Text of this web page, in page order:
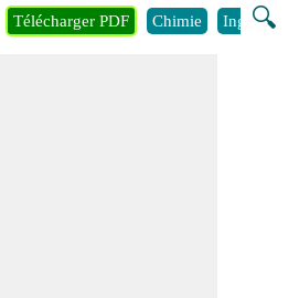
🔍
Télécharger PDF Chimie Ingénierie